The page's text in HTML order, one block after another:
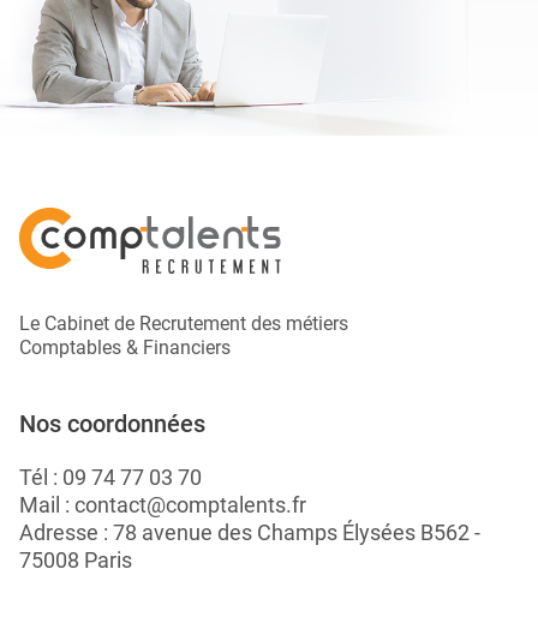
Le Cabinet de Recrutement des métiers
Comptables & Financiers
Nos coordonnées
Tél : 09 74 77 03 70
Mail : contact@comptalents.fr
Adresse : 78 avenue des Champs Élysées B562 -
75008 Paris